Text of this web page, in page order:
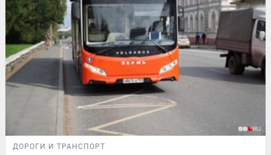
ДОРОГИ И ТРАНСПОРТ